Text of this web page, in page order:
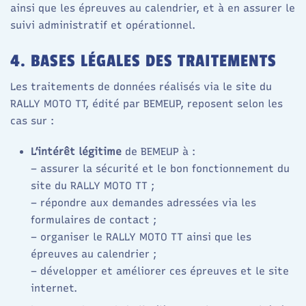
ainsi que les épreuves au calendrier, et à en assurer le
suivi administratif et opérationnel.
4. BASES LÉGALES DES TRAITEMENTS
Les traitements de données réalisés via le site du
RALLY MOTO TT, édité par BEMEUP, reposent selon les
cas sur :
L’intérêt légitime de BEMEUP à :
– assurer la sécurité et le bon fonctionnement du
site du RALLY MOTO TT ;
– répondre aux demandes adressées via les
formulaires de contact ;
– organiser le RALLY MOTO TT ainsi que les
épreuves au calendrier ;
– développer et améliorer ces épreuves et le site
internet.